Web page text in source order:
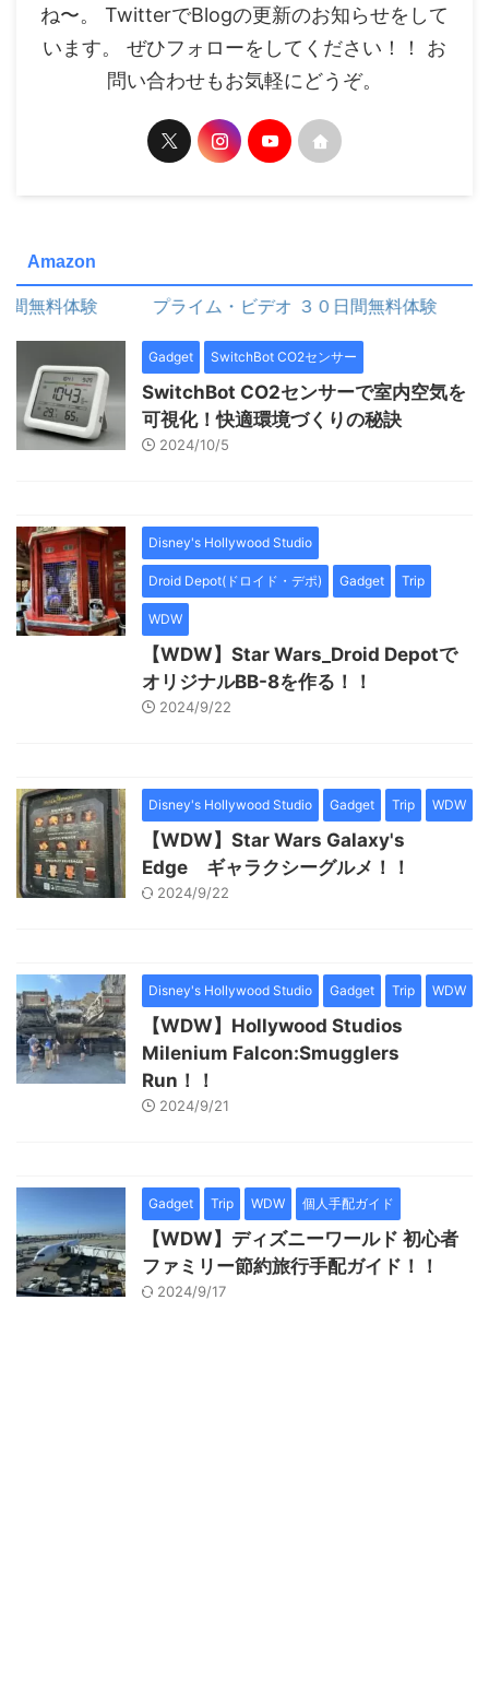
ね〜。 TwitterでBlogの更新のお知らせをして
います。 ぜひフォローをしてください！！ お
問い合わせもお気軽にどうぞ。
Amazon
料体験 プライム・ビデオ ３０日間無料体験
Gadget SwitchBot CO2センサー
SwitchBot CO2センサーで室内空気を
可視化！快適環境づくりの秘訣
2024/10/5
Disney's Hollywood Studio
Droid Depot(ドロイド・デポ) Gadget Trip
WDW
【WDW】Star Wars_Droid Depotで
オリジナルBB-8を作る！！
2024/9/22
Disney's Hollywood Studio Gadget Trip WDW
【WDW】Star Wars Galaxy's
Edge ギャラクシーグルメ！！
2024/9/22
Disney's Hollywood Studio Gadget Trip WDW
【WDW】Hollywood Studios
Milenium Falcon:Smugglers
Run！！
2024/9/21
Gadget Trip WDW 個人手配ガイド
【WDW】ディズニーワールド 初心者
ファミリー節約旅行手配ガイド！！
2024/9/17